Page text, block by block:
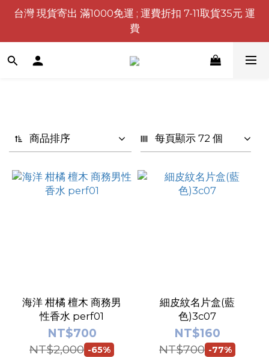
台灣 現貨寄出 滿1000免運 ; 運費折扣 7-11取貨35元 運
費
商品排序 每頁顯示 72 個
海洋 柑橘 檀木 商務男
性香水 perf01
NT$700
NT$2,000 -65%
細皮紋名片盒(藍
色)3c07
NT$160
NT$700 -77%